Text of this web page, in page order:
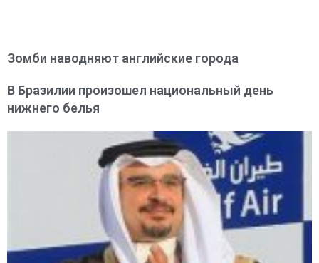
Зомби наводняют английские города
В Бразилии произошел национальный день
нижнего белья